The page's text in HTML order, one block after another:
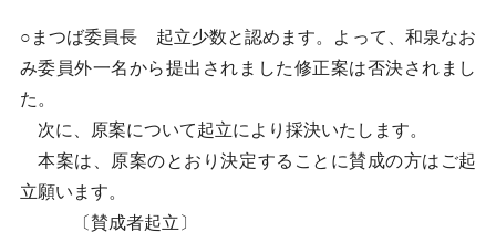
○まつば委員長 起立少数と認めます。よって、和泉なお
み委員外一名から提出されました修正案は否決されまし
た。
次に、原案について起立により採決いたします。
本案は、原案のとおり決定することに賛成の方はご起
立願います。
〔賛成者起立〕